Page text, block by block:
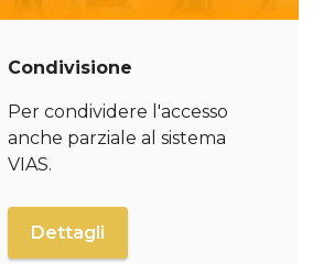
Condivisione
Per condividere l'accesso
anche parziale al sistema
VIAS.
Dettagli